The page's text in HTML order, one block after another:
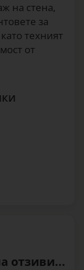
на стена,
за
техният
от
отзиви...